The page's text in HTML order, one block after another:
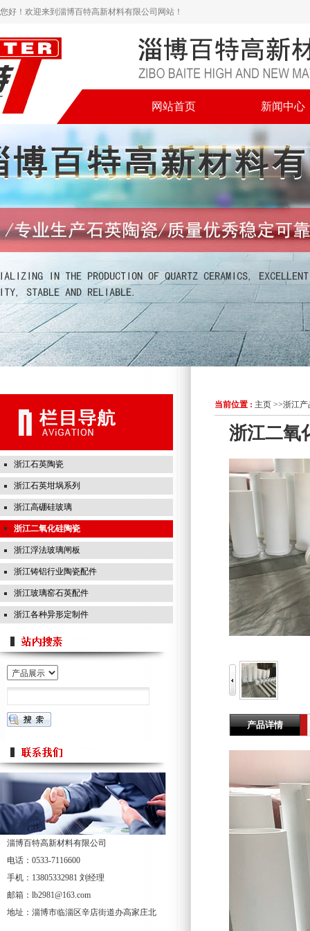
您好！欢迎来到淄博百特高新材料有限公司网站！
网站首页 新闻中心
当前位置 : 主页 >>浙江产
浙江二氧
产品详情
浙江石英陶瓷
浙江石英坩埚系列
浙江高硼硅玻璃
浙江二氧化硅陶瓷
浙江浮法玻璃闸板
浙江铸铝行业陶瓷配件
浙江玻璃窑石英配件
浙江各种异形定制件
淄博百特高新材料有限公司
电话：0533-7116600
手机：13805332981 刘经理
邮箱：lb2981@163.com
地址：淄博市临淄区辛店街道办高家庄北